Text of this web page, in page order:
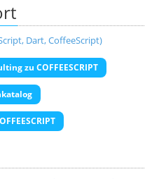
Dart, CoffeeScript)
zu COFFEESCRIPT